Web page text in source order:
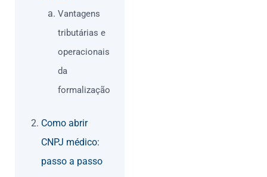
Vantagens
tributárias e
operacionais
da
formalização
Como abrir
CNPJ médico:
passo a passo